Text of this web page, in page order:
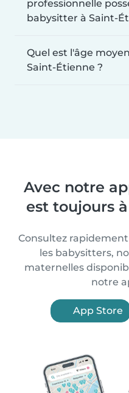
professionnelle
babysitter à Saint-
Quel est l'âge
Saint-Étienne ?
Avec notre
est toujours
Consultez
les babysitters,
maternelles
notre
App Store